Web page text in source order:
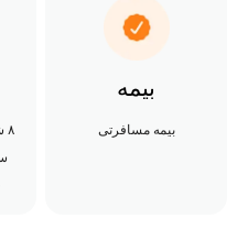
بیمه
بیمه مسافرتی